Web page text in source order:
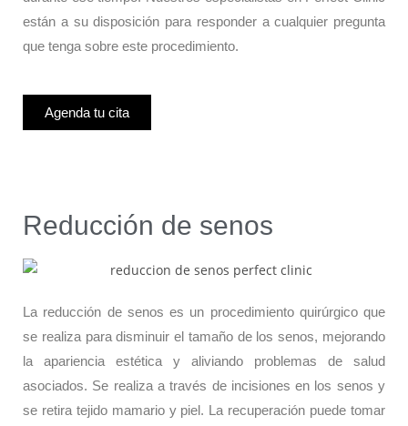
están a su disposición para responder a cualquier pregunta
que tenga sobre este procedimiento.
Agenda tu cita
Reducción de senos
La reducción de senos es un procedimiento quirúrgico que
se realiza para disminuir el tamaño de los senos, mejorando
la apariencia estética y aliviando problemas de salud
asociados. Se realiza a través de incisiones en los senos y
se retira tejido mamario y piel. La recuperación puede tomar